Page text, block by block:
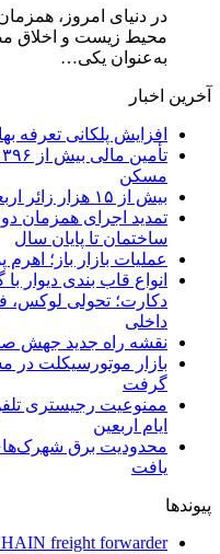
در دنیای امروز،
محیط‌ زیست و اخلاق
به‌عنوان یکی…
آخرین اخبار
افزایش پلکانی تعرفه
مسکن
بیش از ۱۵ هزار زائر اربعین به البرز بازگشتند
ساختمان تا پایان سال
عملیات بازار باز؛
انواع قاب بندی دیوار
دکارت؛ تحولی لوکس،
داخلی
نقشه راه جدید جهش
بازار موتورسیکلت در
گرفت
ممنوعیت رجیستری
ایام اربعین
محدودیت برق
یافت
پیوندها
freight forwarder